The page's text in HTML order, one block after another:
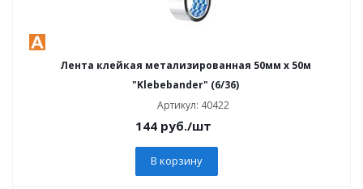
Лента клейкая метализированная 50мм х 50м
"Klebebander" (6/36)
Артикул: 40422
144 руб./шт
В корзину